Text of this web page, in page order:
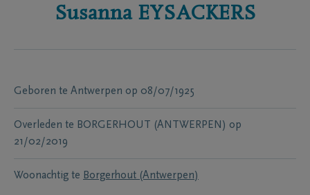
Susanna EYSACKERS
Geboren te Antwerpen op 08/07/1925
Overleden te BORGERHOUT (ANTWERPEN) op
21/02/2019
Woonachtig te Borgerhout (Antwerpen)